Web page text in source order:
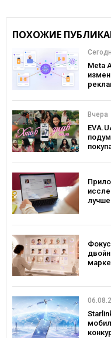
ПОХОЖИЕ
Meta
Вчера
лучше